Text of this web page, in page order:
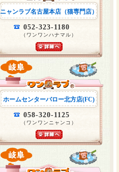
ニャンラブ名古屋本店（猫専門店）
052-323-1180
（ワンワンハナマル）
ホームセンターバロー北方店(FC)
058-320-1125
（ワンワンニャンコ）